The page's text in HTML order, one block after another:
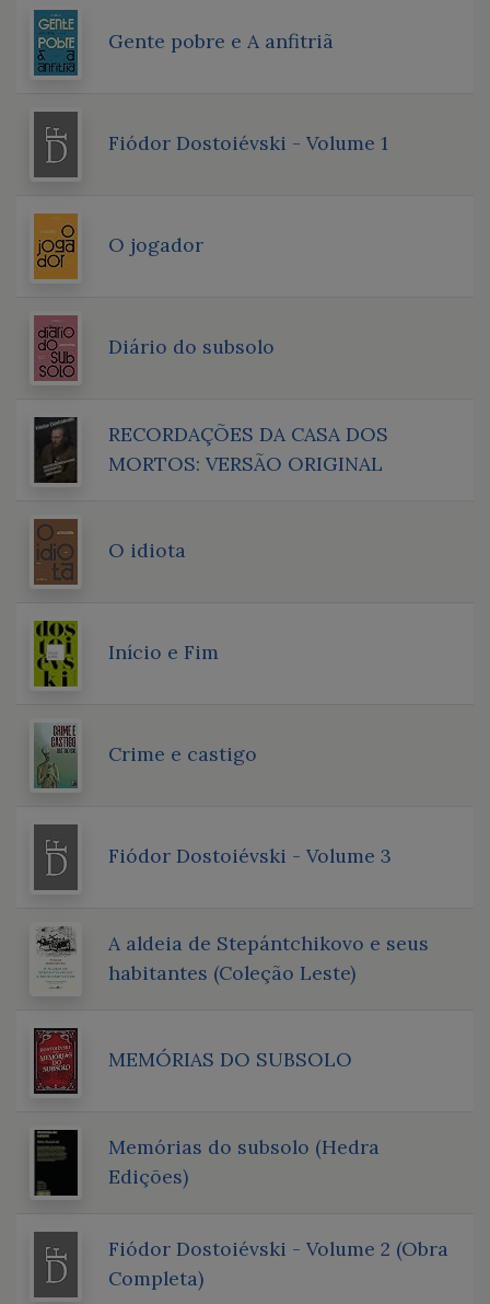
Gente pobre e A anfitriã
Fiódor Dostoiévski - Volume 1
O jogador
Diário do subsolo
RECORDAÇÕES DA CASA DOS
MORTOS: VERSÃO ORIGINAL
O idiota
Início e Fim
Crime e castigo
Fiódor Dostoiévski - Volume 3
A aldeia de Stepántchikovo e seus
habitantes (Coleção Leste)
MEMÓRIAS DO SUBSOLO
Memórias do subsolo (Hedra
Edições)
Fiódor Dostoiévski - Volume 2 (Obra
Completa)